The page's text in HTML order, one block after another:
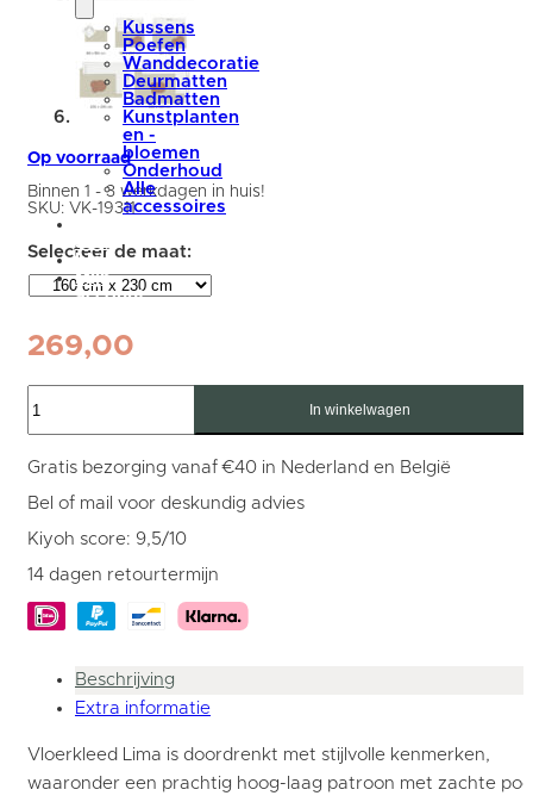
Kussens
Poefen
Wanddecoratie
Deurmatten
Badmatten
Kunstplanten
en -
bloemen
Onderhoud
Alle
accessoires
sale
blog
Mijn
account
Op voorraad
Binnen 1 - 3 werkdagen in huis!
SKU: VK-19311
269,00
Lima
x
cm
In winkelwagen
Gratis bezorging vanaf €40 in Nederland en België
Bel of mail voor deskundig advies
Kiyoh score: 9,5/10
14 dagen retourtermijn
Beschrijving
Extra informatie
Vloerkleed Lima is doordrenkt met stijlvolle kenmerken,
waaronder een prachtig hoog-laag patroon met zachte